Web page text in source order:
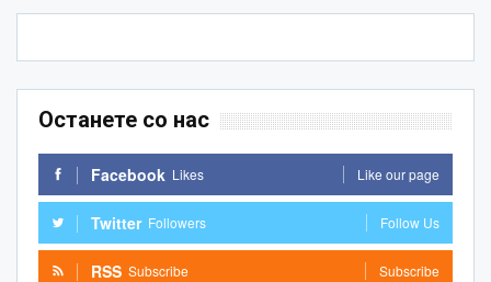
Останете со нас
Facebook Likes Like our page
Twitter Followers Follow Us
RSS Subscribe Subscribe